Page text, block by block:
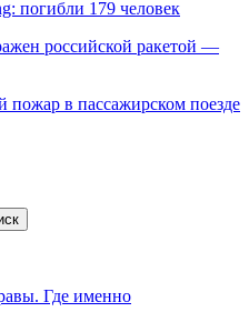
погибли 179 человек
российской ракетой —
в пассажирском поезде
Где именно